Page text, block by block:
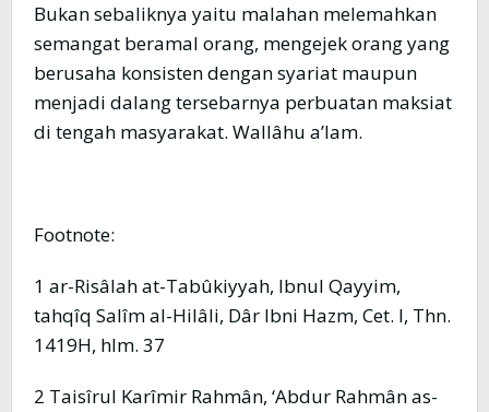
Bukan sebaliknya yaitu malahan melemahkan
semangat beramal orang, mengejek orang yang
berusaha konsisten dengan syariat maupun
menjadi dalang tersebarnya perbuatan maksiat
di tengah masyarakat. Wallâhu a’lam.
Footnote:
1 ar-Risâlah at-Tabûkiyyah, Ibnul Qayyim,
tahqîq Salîm al-Hilâli, Dâr Ibni Hazm, Cet. I, Thn.
1419H, hlm. 37
2 Taisîrul Karîmir Rahmân, ‘Abdur Rahmân as-